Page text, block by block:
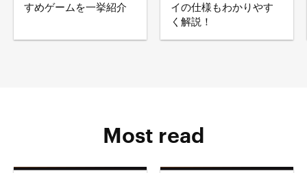
すめゲームを一挙紹介
イの仕様もわかりやす
く解説！
Most read